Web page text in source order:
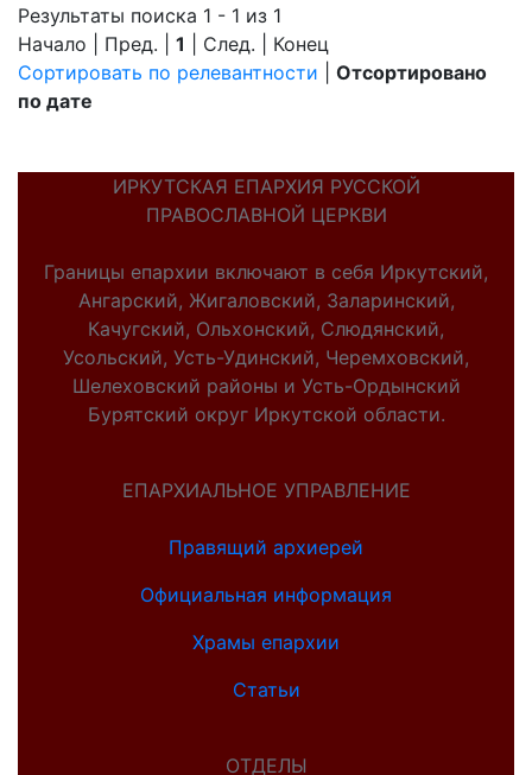
Результаты поиска 1 - 1 из 1
Начало | Пред. | 1 | След. | Конец
Сортировать по релевантности
Отсортировано
по дате
ИРКУТСКАЯ ЕПАРХИЯ РУССКОЙ
ПРАВОСЛАВНОЙ ЦЕРКВИ
Границы епархии включают в себя Иркутский,
Ангарский, Жигаловский, Заларинский,
Качугский, Ольхонский, Слюдянский,
Усольский, Усть-Удинский, Черемховский,
Шелеховский районы и Усть-Ордынский
Бурятский округ Иркутской области.
ЕПАРХИАЛЬНОЕ УПРАВЛЕНИЕ
Правящий архиерей
Официальная информация
Храмы епархии
Статьи
ОТДЕЛЫ